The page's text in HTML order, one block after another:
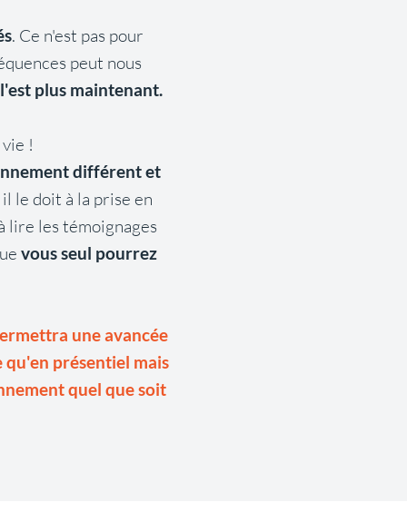
. Ce n'est pas pour
peut nous
plus maintenant.
!
différent et
le doit à la prise en
lire les témoignages
vous seul pourrez
une avancée
présentiel mais
quel que soit